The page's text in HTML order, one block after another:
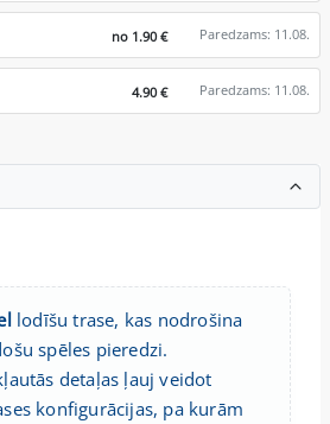
no 1.90 € Paredzams: 11.08.
4.90 € Paredzams: 11.08.
lodīšu trase, kas nodrošina
spēles pieredzi.
detaļas ļauj veidot
konfigurācijas, pa kurām